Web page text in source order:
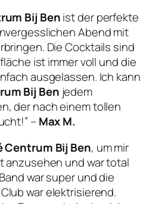
Bij Benist der perfekte
Abend mit
Die Cocktails sind
ist immer voll und die
ausgelassen. Ich kann
Bij Ben jedem
der nach einem tollen
– Max M.
Centrum Bij Ben, um mir
anzusehen und war total
war super und die
war elektrisierend.